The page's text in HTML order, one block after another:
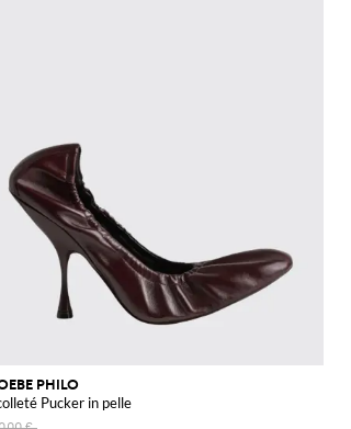
PHILO
Pucker in pelle